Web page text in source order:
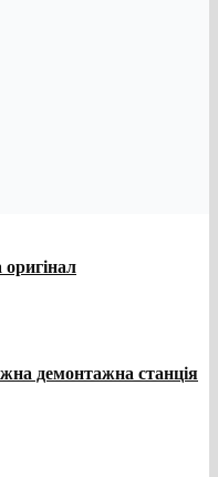
демонтажна станція